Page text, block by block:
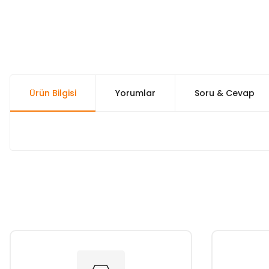
Ürün Bilgisi Yorumlar Soru & Cevap